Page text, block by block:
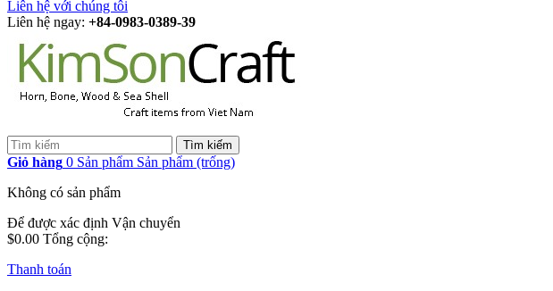
Liên hệ với chúng tôi
Liên hệ ngay: +84-0983-0389-39
Tìm kiếm
Giỏ hàng 0 Sản phẩm Sản phẩm (trống)
Không có sản phẩm
Để được xác định Vận chuyển
$0.00 Tổng cộng:
Thanh toán